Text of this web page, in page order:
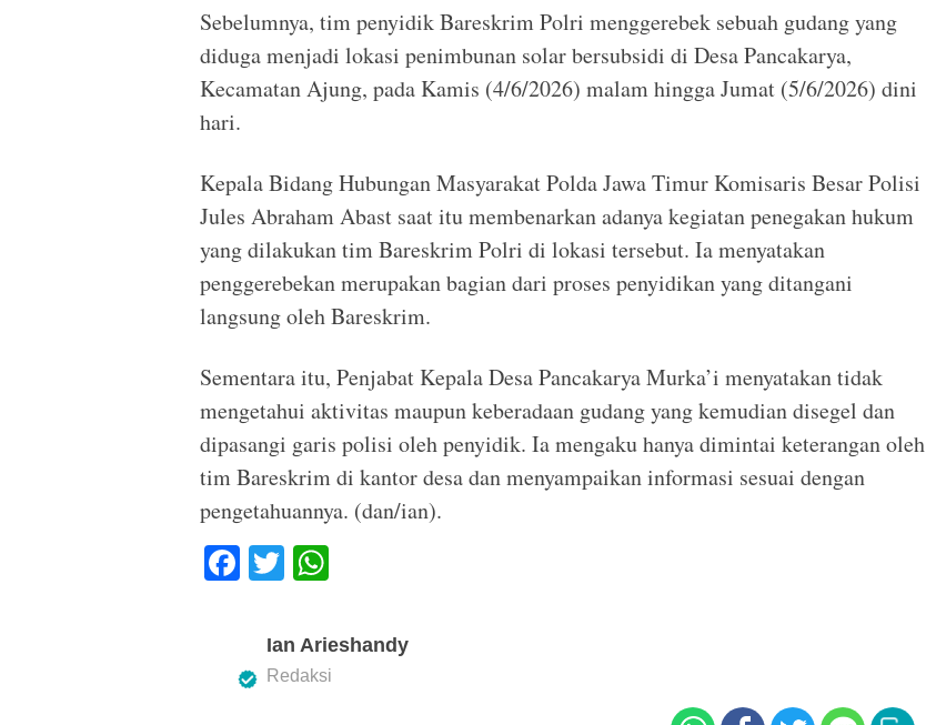
Sebelumnya, tim penyidik Bareskrim Polri menggerebek sebuah gudang yang
diduga menjadi lokasi penimbunan solar bersubsidi di Desa Pancakarya,
Kecamatan Ajung, pada Kamis (4/6/2026) malam hingga Jumat (5/6/2026) dini
hari.
Kepala Bidang Hubungan Masyarakat Polda Jawa Timur Komisaris Besar Polisi
Jules Abraham Abast saat itu membenarkan adanya kegiatan penegakan hukum
yang dilakukan tim Bareskrim Polri di lokasi tersebut. Ia menyatakan
penggerebekan merupakan bagian dari proses penyidikan yang ditangani
langsung oleh Bareskrim.
Sementara itu, Penjabat Kepala Desa Pancakarya Murka’i menyatakan tidak
mengetahui aktivitas maupun keberadaan gudang yang kemudian disegel dan
dipasangi garis polisi oleh penyidik. Ia mengaku hanya dimintai keterangan oleh
tim Bareskrim di kantor desa dan menyampaikan informasi sesuai dengan
pengetahuannya. (dan/ian).
F
e
T
tt
er
at
s
Ian Arieshandy
Redaksi